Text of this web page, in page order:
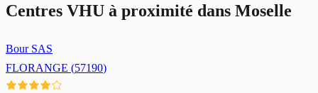
Centres VHU à proximité dans Moselle
Bour SAS
FLORANGE (57190)